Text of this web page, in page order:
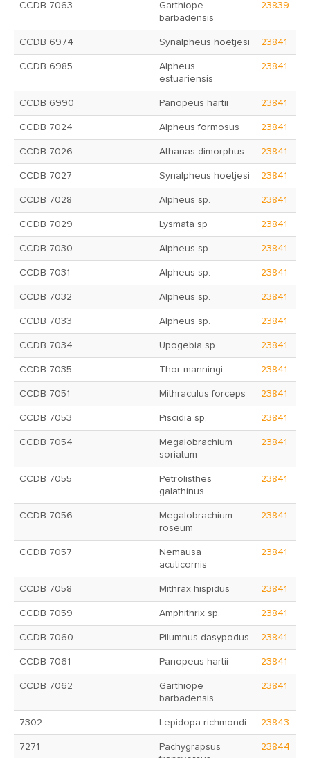
CCDB 7063
Garthiope
barbadensis
23839
CCDB 6974 Synalpheus hoetjesi 23841
CCDB 6985
Alpheus
estuariensis
23841
CCDB 6990 Panopeus hartii 23841
CCDB 7024 Alpheus formosus 23841
CCDB 7026 Athanas dimorphus 23841
CCDB 7027 Synalpheus hoetjesi 23841
CCDB 7028 Alpheus sp. 23841
CCDB 7029 Lysmata sp 23841
CCDB 7030 Alpheus sp. 23841
CCDB 7031 Alpheus sp. 23841
CCDB 7032 Alpheus sp. 23841
CCDB 7033 Alpheus sp. 23841
CCDB 7034 Upogebia sp. 23841
CCDB 7035 Thor manningi 23841
CCDB 7051 Mithraculus forceps 23841
CCDB 7053 Piscidia sp. 23841
CCDB 7054
Megalobrachium
soriatum
23841
CCDB 7055
Petrolisthes
galathinus
23841
CCDB 7056
Megalobrachium
roseum
23841
CCDB 7057
Nemausa
acuticornis
23841
CCDB 7058 Mithrax hispidus 23841
CCDB 7059 Amphithrix sp. 23841
CCDB 7060 Pilumnus dasypodus 23841
CCDB 7061 Panopeus hartii 23841
CCDB 7062
Garthiope
barbadensis
23841
7302 Lepidopa richmondi 23843
7271
Pachygrapsus
23844